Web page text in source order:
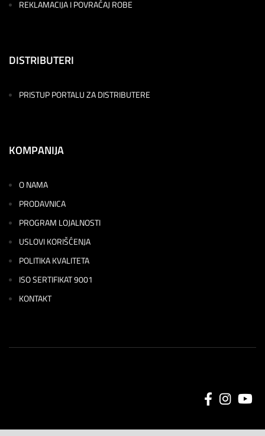
REKLAMACIJA I POVRAĆAJ ROBE
DISTRIBUTERI
PRISTUP PORTALU ZA DISTRIBUTERE
KOMPANIJA
O NAMA
PRODAVNICA
PROGRAM LOJALNOSTI
USLOVI KORIŠĆENJA
POLITIKA KVALITETA
ISO SERTIFIKAT 9001
KONTAKT